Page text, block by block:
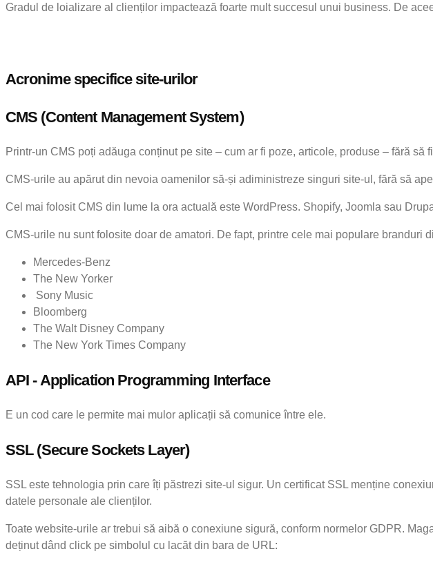
Gradul de loializare al clienților impactează foarte mult succesul unui business. De
Acronime specifice site-urilor
CMS (Content Management System)
Printr-un CMS poți adăuga conținut pe site – cum ar fi poze, articole, produse – fără
CMS-urile au apărut din nevoia oamenilor să-și adiministreze singuri site-ul, fără să
Cel mai folosit CMS din lume la ora actuală este WordPress. Shopify, Joomla sau
CMS-urile nu sunt folosite doar de amatori. De fapt, printre cele mai populare
Mercedes-Benz
The New Yorker
Sony Music
Bloomberg
The Walt Disney Company
The New York Times Company
API - Application Programming Interface
E un cod care le permite mai mulor aplicații să comunice între ele.
SSL (Secure Sockets Layer)
SSL este tehnologia prin care îți păstrezi site-ul sigur. Un certificat SSL menține
datele personale ale clienților.
Toate website-urile ar trebui să aibă o conexiune sigură, conform normelor GDPR.
deținut dând click pe simbolul cu lacăt din bara de URL: